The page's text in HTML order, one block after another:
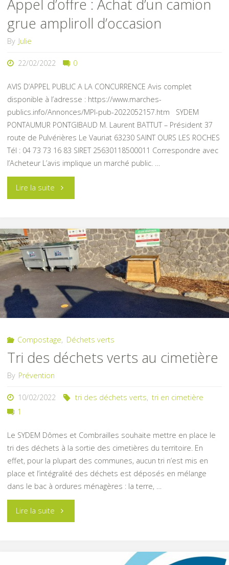
Appel d’offre : Achat d’un camion
grue ampliroll d’occasion
By Julie
22/02/2022 0
AVIS D’APPEL PUBLIC A LA CONCURRENCE Avis complet
disponible à l’adresse : https://www.marches-
publics.info/Annonces/MPI-pub-2022052157.htm SYDEM
PONTAUMUR PONTGIBAUD M. Laurent BATTUT – Président 37
route de Pulvérières Le Vauriat 63230 SAINT OURS LES ROCHES
Tél : 04 73 73 16 83 SIRET 25630118500011 Correspondre avec
l’Acheteur L’avis implique un marché public. …
Lire la suite"Appel
:
Achat
d’un
camion
grue
ampliroll
d’occasion"
Compostage, Déchets verts
Tri des déchets verts au cimetière
By Prévention
10/02/2022 tri des déchets verts, tri en cimetière
1
Le SYDEM Dômes et Combrailles souhaite mettre en place le
tri des déchets à la sortie des cimetières du territoire. En
effet, pour la plupart des communes, aucun tri n’est mis en
place et l’intégralité des déchets est déposés en mélange
dans le bac à ordures ménagères : la terre, …
Lire la suite"Tri